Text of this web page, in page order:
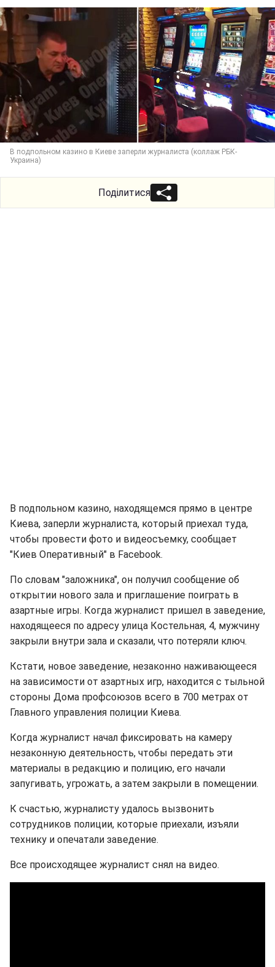
В подпольном казино в Киеве заперли журналиста (коллаж РБК-
Украина)
Поділитися
В подпольном казино, находящемся прямо в центре
Киева, заперли журналиста, который приехал туда,
чтобы провести фото и видеосъемку, сообщает
"Киев Оперативный" в Facebook.
По словам "заложника", он получил сообщение об
открытии нового зала и приглашение поиграть в
азартные игры. Когда журналист пришел в заведение,
находящееся по адресу улица Костельная, 4, мужчину
закрыли внутри зала и сказали, что потеряли ключ.
Кстати, новое заведение, незаконно наживающееся
на зависимости от азартных игр, находится с тыльной
стороны Дома профсоюзов всего в 700 метрах от
Главного управления полиции Киева.
Когда журналист начал фиксировать на камеру
незаконную деятельность, чтобы передать эти
материалы в редакцию и полицию, его начали
запугивать, угрожать, а затем закрыли в помещении.
К счастью, журналисту удалось вызвонить
сотрудников полиции, которые приехали, изъяли
технику и опечатали заведение.
Все происходящее журналист снял на видео.